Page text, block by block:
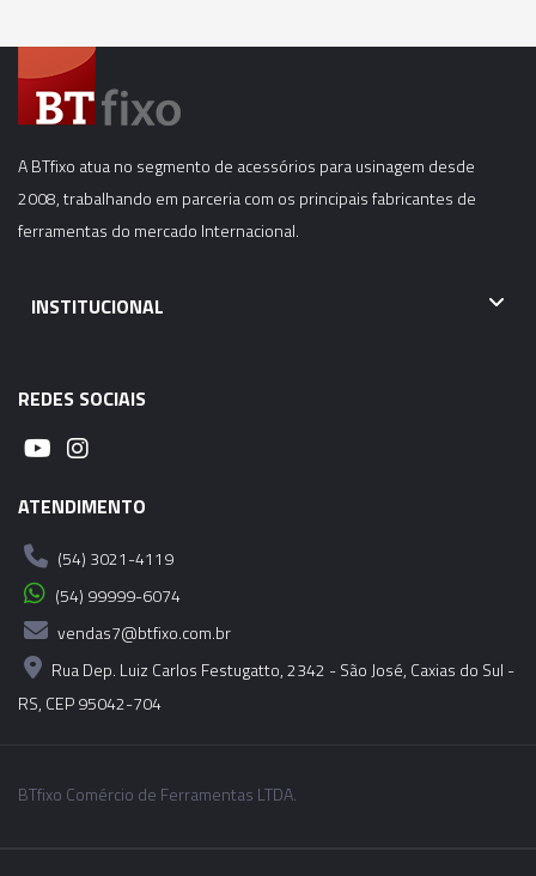
A BTfixo atua no segmento de acessórios para usinagem desde
2008, trabalhando em parceria com os principais fabricantes de
ferramentas do mercado Internacional.
INSTITUCIONAL
REDES SOCIAIS
ATENDIMENTO
(54) 3021-4119
(54) 99999-6074
vendas7@btfixo.com.br
Rua Dep. Luiz Carlos Festugatto, 2342 - São José, Caxias do Sul -
RS, CEP 95042-704
BTfixo Comércio de Ferramentas LTDA.